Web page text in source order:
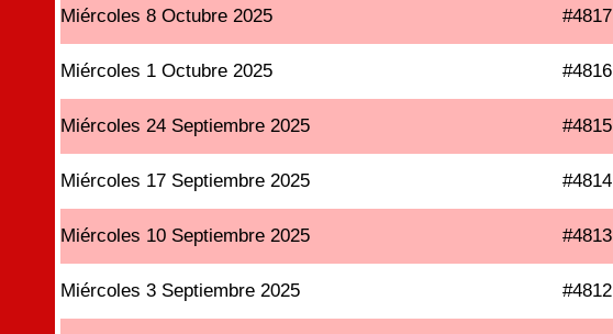
Miércoles 8 Octubre 2025 #4817
Miércoles 1 Octubre 2025 #4816
Miércoles 24 Septiembre 2025 #4815
Miércoles 17 Septiembre 2025 #4814
Miércoles 10 Septiembre 2025 #4813
Miércoles 3 Septiembre 2025 #4812